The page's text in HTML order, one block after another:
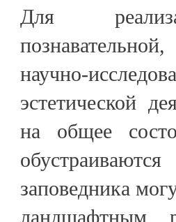
Для
научно-
эстетической
на общее
заповедника
ландшафтным